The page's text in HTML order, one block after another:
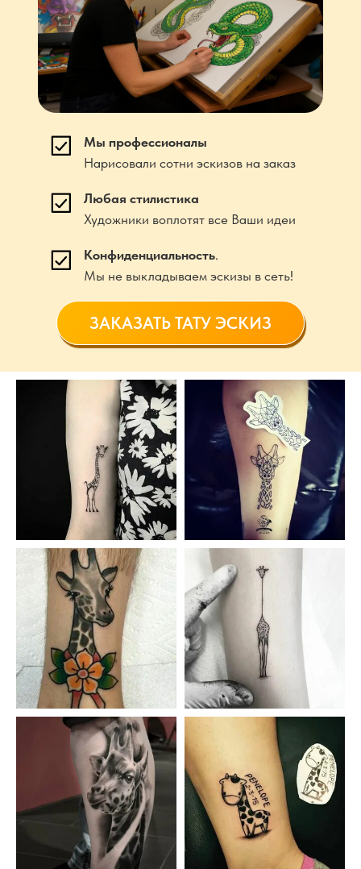
Любая стилистика
Художники воплотят все Ваши идеи
Конфиденциальность.
Мы не выкладываем эскизы в сеть!
Мы профессионалы
Нарисовали сотни эскизов на заказ
ЗАКАЗАТЬ ТАТУ ЭСКИЗ